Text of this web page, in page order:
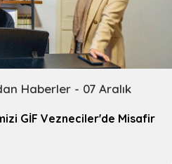
- 07 Aralık
GİF Vezneciler'de Misafir